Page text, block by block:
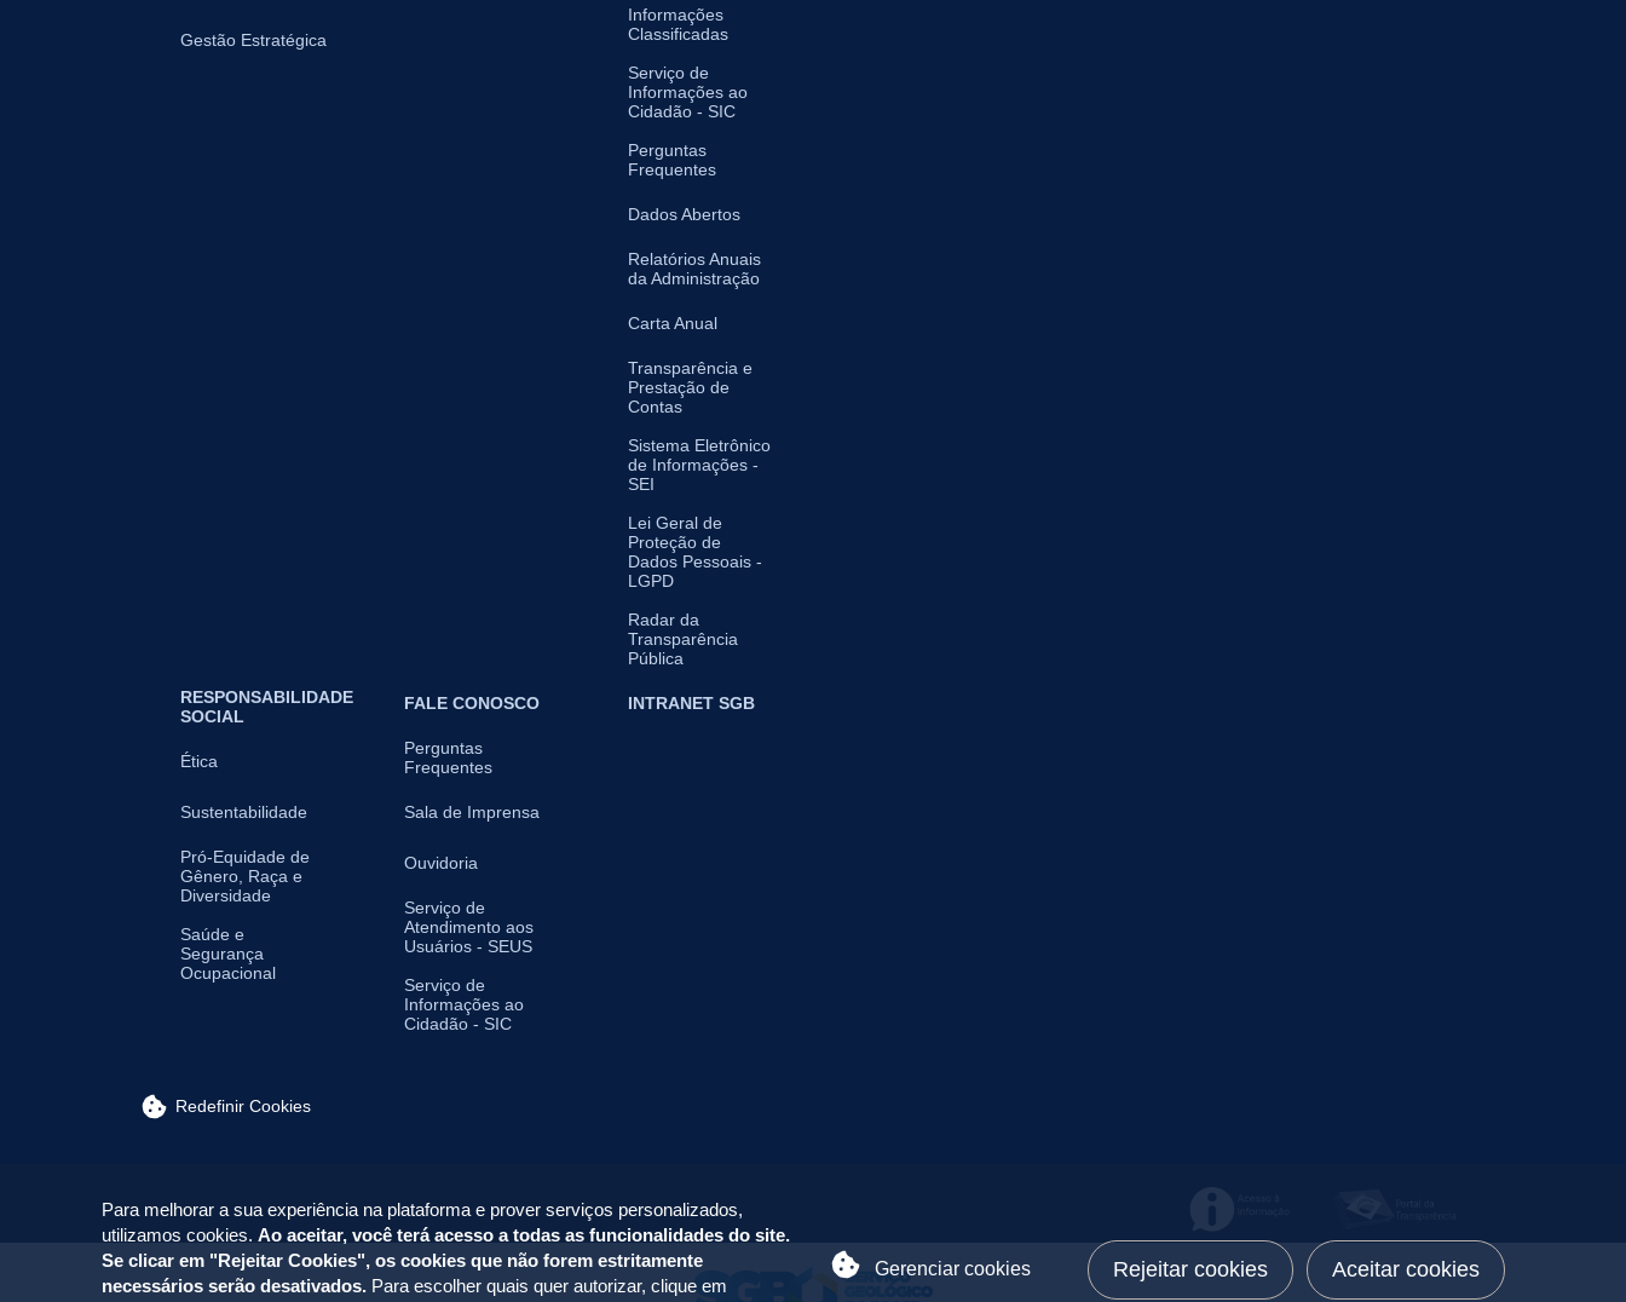
Gestão Estratégica
Informações
Classificadas
Serviço de
Informações ao
Cidadão - SIC
Perguntas
Frequentes
Dados Abertos
Relatórios Anuais
da Administração
Carta Anual
Transparência e
Prestação de
Contas
Sistema Eletrônico
de Informações -
SEI
Lei Geral de
Proteção de
Dados Pessoais -
LGPD
Radar da
Transparência
Pública
RESPONSABILIDADE
SOCIAL
Ética
Sustentabilidade
Pró-Equidade de
Gênero, Raça e
Diversidade
Saúde e
Segurança
Ocupacional
FALE CONOSCO
Perguntas
Frequentes
Sala de Imprensa
Ouvidoria
Serviço de
Atendimento aos
Usuários - SEUS
Serviço de
Informações ao
Cidadão - SIC
INTRANET SGB
Redefinir Cookies
Para melhorar a sua experiência na plataforma e prover serviços personalizados,
utilizamos cookies. Ao aceitar, você terá acesso a todas as funcionalidades do site.
Se clicar em "Rejeitar Cookies", os cookies que não forem estritamente
necessários serão desativados. Para escolher quais quer autorizar, clique em
Gerenciar cookies Rejeitar cookies Aceitar cookies